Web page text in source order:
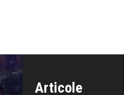
Articole